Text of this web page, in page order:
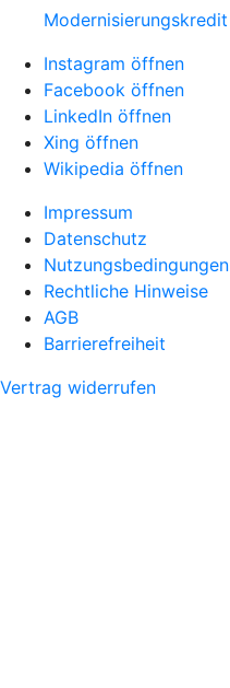
Modernisierungskredit
Instagram öffnen
Facebook öffnen
LinkedIn öffnen
Xing öffnen
Wikipedia öffnen
Impressum
Datenschutz
Nutzungsbedingungen
Rechtliche Hinweise
AGB
Barrierefreiheit
Vertrag widerrufen